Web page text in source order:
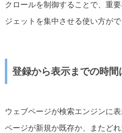
クロールを制御することで、重
ジェットを集中させる使い方がで
登録から表示までの時間
ウェブページが検索エンジンに
ページが新規か既存か、またど